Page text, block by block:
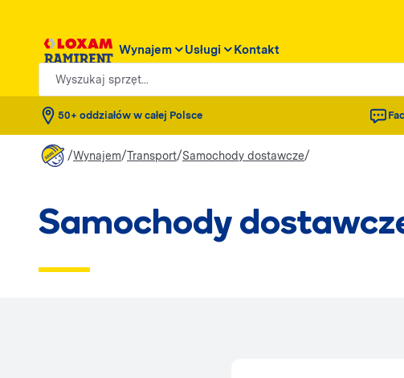
Wynajem Usługi Kontakt
Wyszukaj sprzęt...
50+ oddziałów w całej Polsce
/Wynajem/Transport/Samochody dostawcze/
Samochody